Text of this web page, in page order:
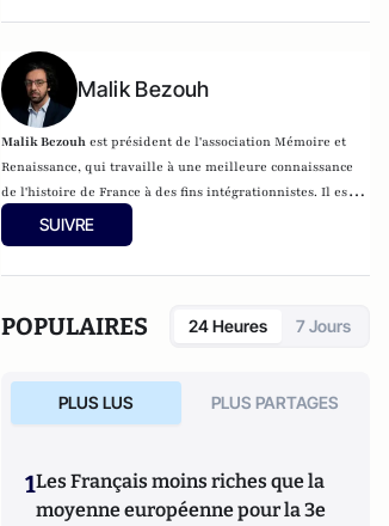
Malik Bezouh
Malik Bezouh est président de l'association Mémoire et
Renaissance, qui travaille à une meilleure connaissance
de l'histoire de France à des fins intégrationnistes. Il est
l'auteur des livres
musulmane, pour la Fondation pour l'innovation politique
(Jourdan éditions, 2021).
Physicien de formation, Malik
française et des processus historiques à l’origine de
l’émergence de l’islamisme.
SUIVRE
POPULAIRES 24 Heures 7 Jours
PLUS LUS PLUS PARTAGES
1Les Français moins riches que la
moyenne européenne pour la 3e